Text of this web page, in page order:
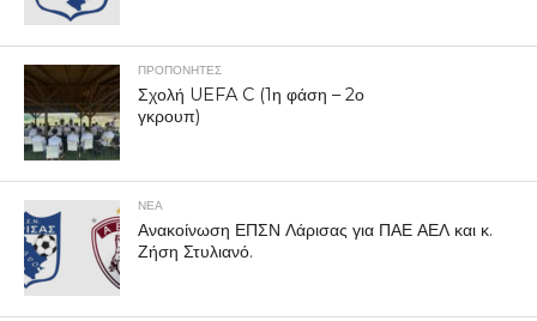
ΠΡΟΠΟΝΗΤΈΣ
Σχολή UEFA C (1η φάση – 2ο
γκρουπ)
ΝΕΑ
Ανακοίνωση ΕΠΣΝ Λάρισας για ΠΑΕ ΑΕΛ και κ.
Ζήση Στυλιανό.